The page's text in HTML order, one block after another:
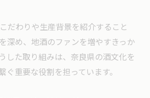
だわりや生産背景を紹介すること
深め、地酒のファンを増やすきっか
した取り組みは、奈良県の酒文化を
ぐ重要な役割を担っています。